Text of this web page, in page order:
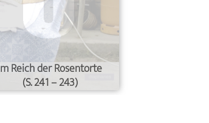
Reich der Rosentorte
(S. 241 – 243)